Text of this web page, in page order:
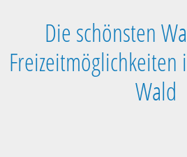
Die schönsten
Freizeitmöglichkeiten
Wald